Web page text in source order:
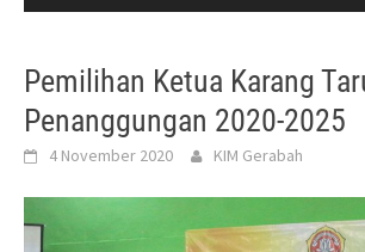
Pemilihan Ketua Karang
Penanggungan 2020-2025
4 November 2020 KIM Gerabah